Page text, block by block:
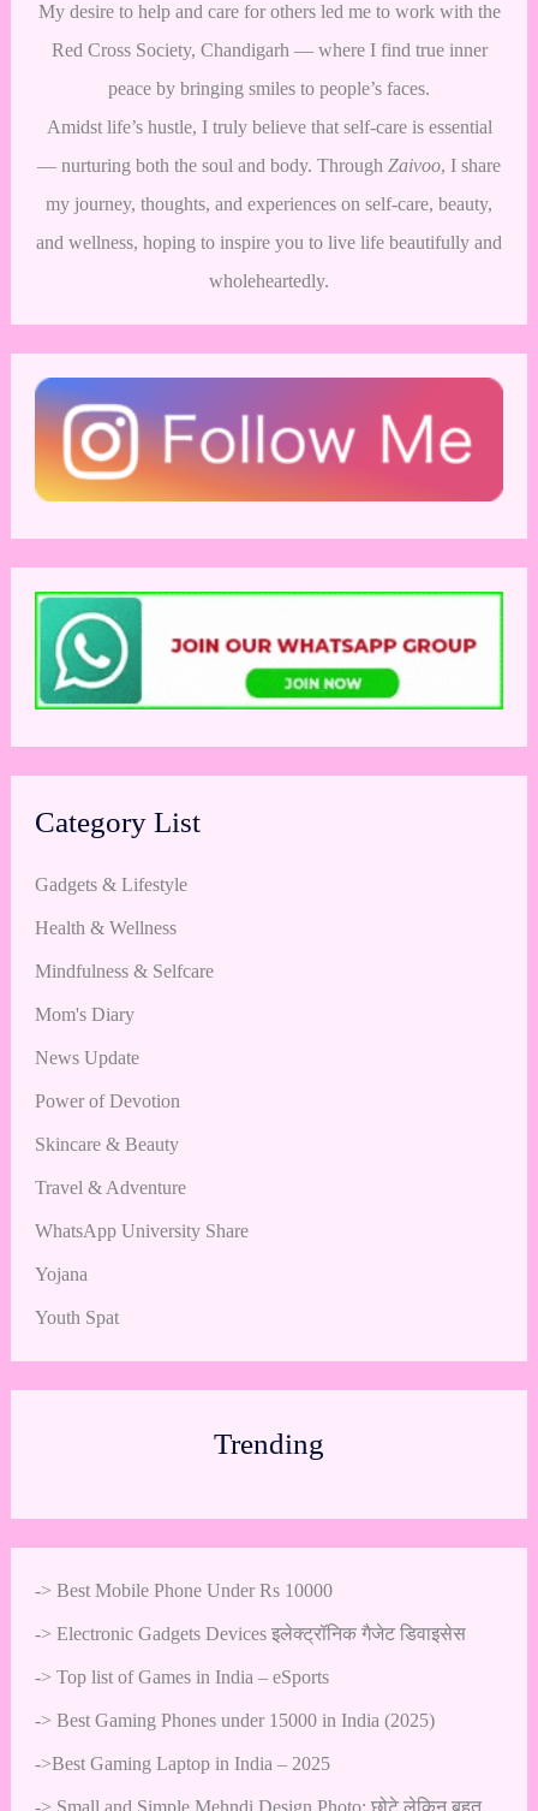
My desire to help and care for others led me to work with the
Red Cross Society, Chandigarh — where I find true inner
peace by bringing smiles to people’s faces.
Amidst life’s hustle, I truly believe that self-care is essential
— nurturing both the soul and body. Through Zaivoo, I share
my journey, thoughts, and experiences on self-care, beauty,
and wellness, hoping to inspire you to live life beautifully and
wholeheartedly.
Category List
Gadgets & Lifestyle
Health & Wellness
Mindfulness & Selfcare
Mom's Diary
News Update
Power of Devotion
Skincare & Beauty
Travel & Adventure
WhatsApp University Share
Yojana
Youth Spat
Trending
-> Best Mobile Phone Under Rs 10000
-> Electronic Gadgets Devices इलेक्ट्रॉनिक गैजेट डिवाइसेस
-> Top list of Games in India – eSports
-> Best Gaming Phones under 15000 in India (2025)
->Best Gaming Laptop in India – 2025
-> Small and Simple Mehndi Design Photo: छोटे लेकिन बहुत